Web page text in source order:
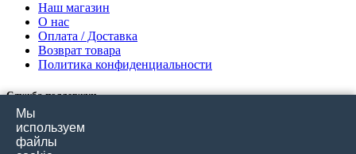
Наш магазин
О нас
Оплата / Доставка
Возврат товара
Политика конфиденциальности
Служба поддержки
Связаться с нами
Отзывы покупателей
Мы
используем
файлы